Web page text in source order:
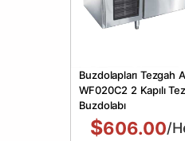
Buzdolapları Tezgah
WF020C2 2 Kapılı
Buzdolabı
$606.00/